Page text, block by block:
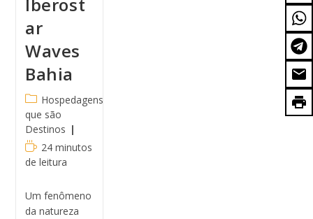
ar
Waves
Bahia
Hospedagens
que são
Destinos
24 minutos
de leitura
Um fenômeno
da natureza